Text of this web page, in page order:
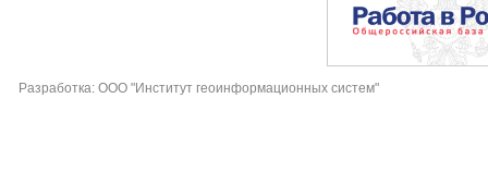
Разработка: ООО "Институт геоинформационных систем"